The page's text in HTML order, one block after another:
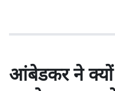
आंबेडकर ने क्यों